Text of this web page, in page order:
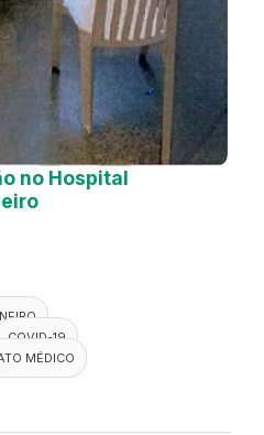
no Hospital
COVID-19
MÉDICO